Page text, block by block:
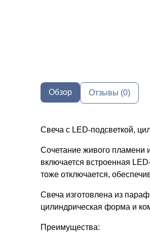
Обзор Отзывы (0)
Свеча с LED-подсветкой,
Сочетание живого пламени
включается встроенная
тоже отключается,
Свеча изготовлена из
цилиндрическая форма и
Преимущества: